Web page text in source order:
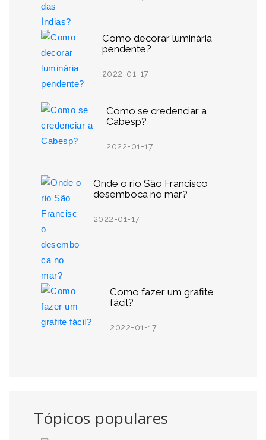
Como decorar luminária
pendente?
2022-01-17
Como se credenciar a
Cabesp?
2022-01-17
Onde o rio São Francisco
desemboca no mar?
2022-01-17
Como fazer um grafite
fácil?
2022-01-17
Tópicos populares